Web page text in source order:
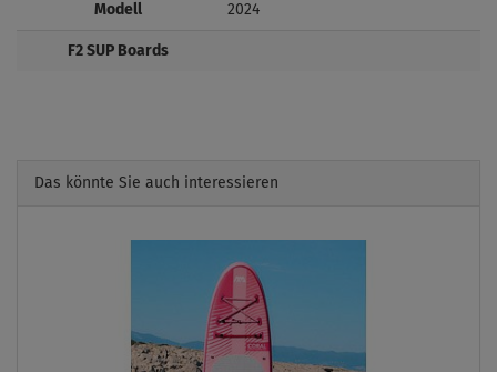
Modell 2024
F2 SUP Boards
Das könnte Sie auch interessieren